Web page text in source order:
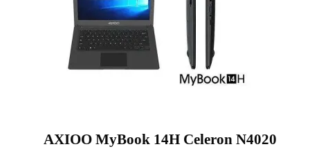
AXIOO MyBook 14H Celeron N4020